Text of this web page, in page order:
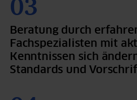
Beratung durch
Fachspezialisten mit
Kenntnissen sich
Standards und